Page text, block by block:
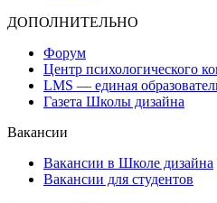
ДОПОЛНИТЕЛЬНО
Форум
Центр психологического
LMS — единая
Газета Школы дизайна
Вакансии
Вакансии в Школе дизайна
Вакансии для студентов